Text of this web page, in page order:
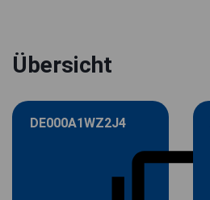
Übersicht
DE000A1WZ2J4